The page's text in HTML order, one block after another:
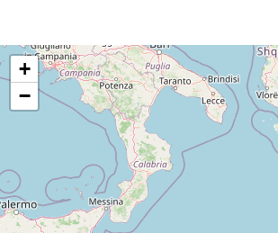
+
−